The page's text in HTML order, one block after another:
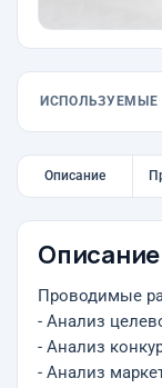
ИСПОЛЬЗУЕМЫЕ
Описание
Описание
Проводимые
- Анализ
- Анализ
- Анализ